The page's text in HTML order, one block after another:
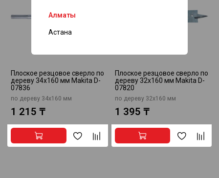
Алматы
Астана
Плоское резцовое сверло по
дереву 34x160 мм Makita D-
07836
по дереву 34x160 мм
1 215 ₸
Плоское резцовое сверло по
дереву 32x160 мм Makita D-
07820
по дереву 32x160 мм
1 395 ₸